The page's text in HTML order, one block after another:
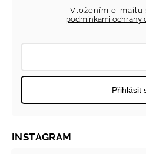
Vložením e-mailu
podmínkami ochrany
Přihlásit
INSTAGRAM